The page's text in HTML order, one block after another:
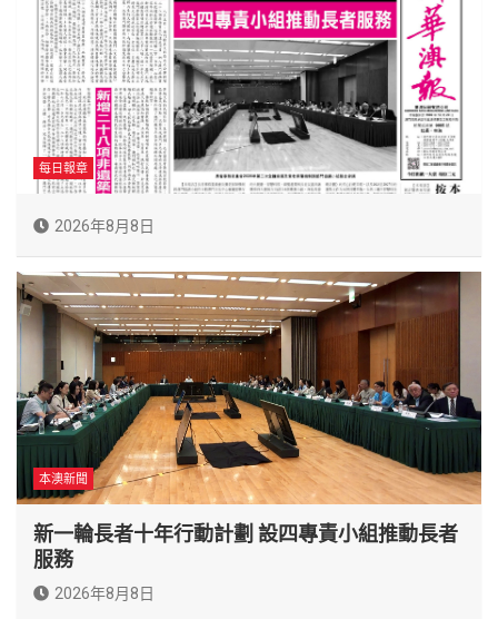
每日報章
2026年8月8日
本澳新聞
新一輪長者十年行動計劃 設四專責小組推動長者
服務
2026年8月8日